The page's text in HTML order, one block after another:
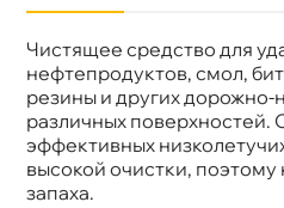
Чистящее средство для
нефтепродуктов, смол,
резины и других дорожно-
различных поверхностей.
эффективных
ысокой очистки, поэтому
запаха.
Бренд
GRASS
Объем
Артикул
150101